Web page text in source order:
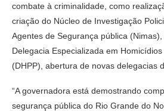
combate à criminalidade, como
criação do Núcleo de Investigação
Agentes de Segurança pública
Delegacia Especializada em
(DHPP), abertura de novas delegacias
“A governadora está demostrando
segurança pública do Rio Grande do